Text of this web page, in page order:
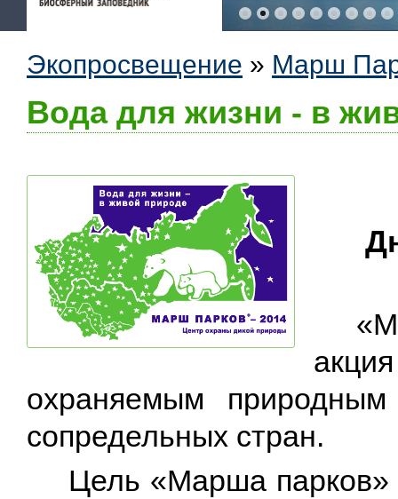
Экопросвещение » Марш
Вода для жизни - в
охраняемым
сопредельных стран.
Цель «Марша парков»